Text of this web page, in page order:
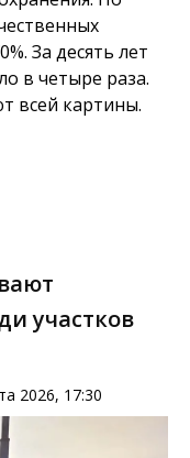
За десять лет
в четыре раза.
всей картины.
участков
2026, 17:30